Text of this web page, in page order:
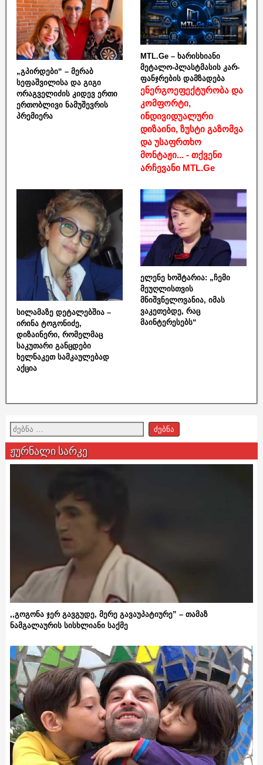
„გპირდები“ – მერაბ
სეფაშვილისა და გიგი
ორაგველიძის კიდევ ერთი
ერთობლივი ნამუშევრის
პრემიერა
MTL.Ge – ხარისხიანი
მეტალო-პლასტმასის კარ-
ფანჯრების დამზადება
ენერგოეფექტურობა და
კომფორტი,
ინდივიდუალური
დიზაინი, ზუსტი გაზომვა
და უსაფრთხო
მონტაჟი... - თქვენი
არჩევანი MTL.Ge
სილამაზე დეტალებშია –
ირინა ტოგონიძე,
დიზაინერი, რომელმაც
საკუთარი განცდები
ხელნაკეთ სამკაულებად
აქცია
ელენე ხოშტარია: „ჩემი
მეუღლისთვის
მნიშვნელოვანია, იმას
ვაკეთებდე, რაც
მაინტერესებს“
ჟურნალი სარკე
,,გოგონა ჯერ გავგუდე, მერე გავაუპატიურე” – თამაზ
ნამგალაურის სისხლიანი საქმე